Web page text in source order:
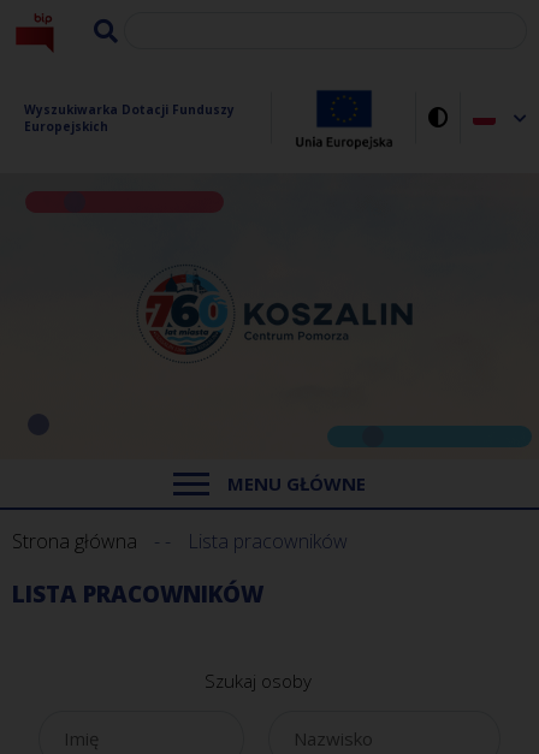
Wyszukiwarka Dotacji Funduszy
Europejskich
MENU GŁÓWNE
Strona główna Lista pracowników
LISTA PRACOWNIKÓW
Szukaj osoby